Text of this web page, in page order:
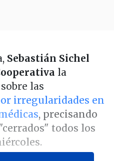
Sebastián Sichel
la
las
irregularidades en
, precisando
todos los